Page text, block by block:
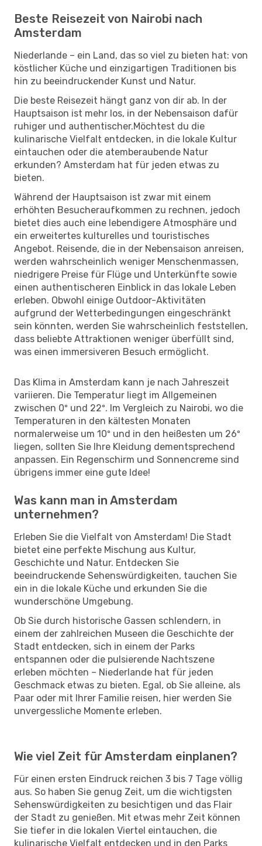
Beste Reisezeit von Nairobi nach
Amsterdam
Niederlande – ein Land, das so viel zu bieten hat: von
köstlicher Küche und einzigartigen Traditionen bis
hin zu beeindruckender Kunst und Natur.
Die beste Reisezeit hängt ganz von dir ab. In der
Hauptsaison ist mehr los, in der Nebensaison dafür
ruhiger und authentischer.Möchtest du die
kulinarische Vielfalt entdecken, in die lokale Kultur
eintauchen oder die atemberaubende Natur
erkunden? Amsterdam hat für jeden etwas zu
bieten.
Während der Hauptsaison ist zwar mit einem
erhöhten Besucheraufkommen zu rechnen, jedoch
bietet dies auch eine lebendigere Atmosphäre und
ein erweitertes kulturelles und touristisches
Angebot. Reisende, die in der Nebensaison anreisen,
werden wahrscheinlich weniger Menschenmassen,
niedrigere Preise für Flüge und Unterkünfte sowie
einen authentischeren Einblick in das lokale Leben
erleben. Obwohl einige Outdoor-Aktivitäten
aufgrund der Wetterbedingungen eingeschränkt
sein könnten, werden Sie wahrscheinlich feststellen,
dass beliebte Attraktionen weniger überfüllt sind,
was einen immersiveren Besuch ermöglicht.
Das Klima in Amsterdam kann je nach Jahreszeit
variieren. Die Temperatur liegt im Allgemeinen
zwischen 0º und 22º. Im Vergleich zu Nairobi, wo die
Temperaturen in den kältesten Monaten
normalerweise um 10º und in den heißesten um 26º
liegen, sollten Sie Ihre Kleidung dementsprechend
anpassen. Ein Regenschirm und Sonnencreme sind
übrigens immer eine gute Idee!
Was kann man in Amsterdam
unternehmen?
Erleben Sie die Vielfalt von Amsterdam! Die Stadt
bietet eine perfekte Mischung aus Kultur,
Geschichte und Natur. Entdecken Sie
beeindruckende Sehenswürdigkeiten, tauchen Sie
ein in die lokale Küche und erkunden Sie die
wunderschöne Umgebung.
Ob Sie durch historische Gassen schlendern, in
einem der zahlreichen Museen die Geschichte der
Stadt entdecken, sich in einem der Parks
entspannen oder die pulsierende Nachtszene
erleben möchten – Niederlande hat für jeden
Geschmack etwas zu bieten. Egal, ob Sie alleine, als
Paar oder mit Ihrer Familie reisen, hier werden Sie
unvergessliche Momente erleben.
Wie viel Zeit für Amsterdam einplanen?
Für einen ersten Eindruck reichen 3 bis 7 Tage völlig
aus. So haben Sie genug Zeit, um die wichtigsten
Sehenswürdigkeiten zu besichtigen und das Flair
der Stadt zu genießen. Mit etwas mehr Zeit können
Sie tiefer in die lokalen Viertel eintauchen, die
kulinarische Vielfalt entdecken und in den Parks